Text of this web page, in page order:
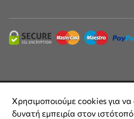
Built by
Χρησιμοποιούμε cookies για
δυνατή εμπειρία στον